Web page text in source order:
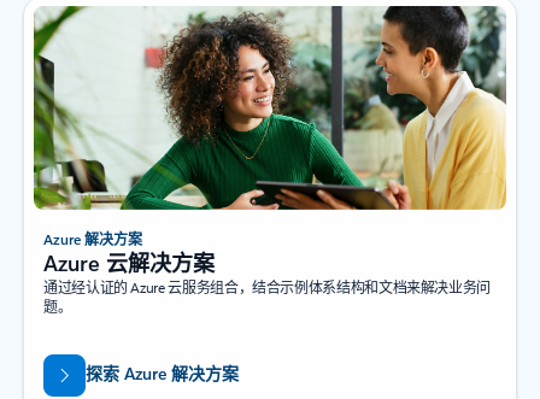
Azure 解决方案
Azure 云解决方案
通过经认证的 Azure 云服务组合，结合示例体系结构和文档来解决业务问
题。
探索 Azure 解决方案